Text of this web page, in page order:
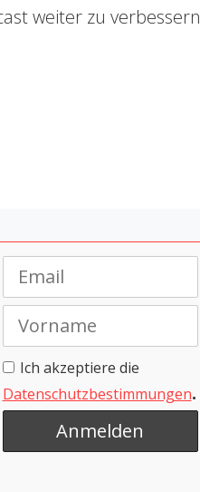
weiter zu verbessern
Ich akzeptiere die
Datenschutzbestimmungen.